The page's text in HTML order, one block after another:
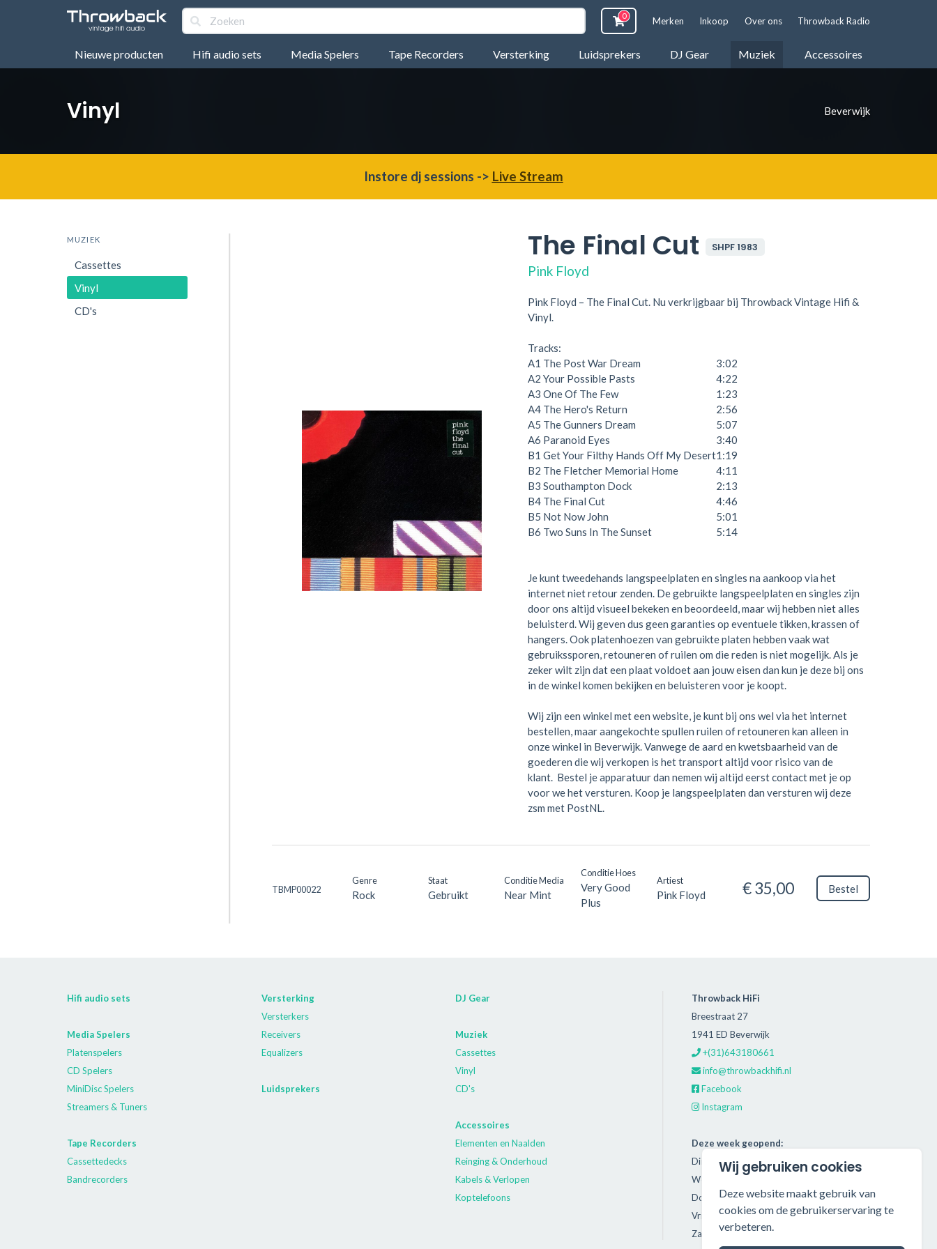
Nieuwe producten Hifi audio sets Media Spelers Tape Recorders Versterking Luidsprekers DJ Gear Muziek Accessoires
Merken Inkoop Over ons Throwback Radio
Vinyl Beverwijk
Instore dj sessions -> Live Stream
MUZIEK
Cassettes
Vinyl
CD's
The Final Cut SHPF 1983
Pink Floyd
Pink Floyd ‎– The Final Cut. Nu verkrijgbaar bij Throwback Vintage Hifi &
Vinyl.
Tracks:
A1 The Post War Dream
3:02
A2 Your Possible Pasts
4:22
A3 One Of The Few
1:23
A4 The Hero's Return
2:56
A5 The Gunners Dream
5:07
A6 Paranoid Eyes
3:40
B1 Get Your Filthy Hands Off My Desert1:19
B2 The Fletcher Memorial Home
4:11
B3 Southampton Dock
2:13
B4 The Final Cut
4:46
B5 Not Now John
5:01
B6 Two Suns In The Sunset 5:14
Je kunt tweedehands langspeelplaten en singles na aankoop via het
internet niet retour zenden. De gebruikte langspeelplaten en singles zijn
door ons altijd visueel bekeken en beoordeeld, maar wij hebben niet alles
beluisterd. Wij geven dus geen garanties op eventuele tikken, krassen of
hangers. Ook platenhoezen van gebruikte platen hebben vaak wat
gebruikssporen, retouneren of ruilen om die reden is niet mogelijk. Als je
zeker wilt zijn dat een plaat voldoet aan jouw eisen dan kun je deze bij ons
in de winkel komen bekijken en beluisteren voor je koopt.
Wij zijn een winkel met een website, je kunt bij ons wel via het internet
bestellen, maar aangekochte spullen ruilen of retouneren kan alleen in
onze winkel in Beverwijk. Vanwege de aard en kwetsbaarheid van de
goederen die wij verkopen is het transport altijd voor risico van de
klant. Bestel je apparatuur dan nemen wij altijd eerst contact met je op
voor we het versturen. Koop je langspeelplaten dan versturen wij deze
zsm met PostNL.
TBMP00022
Genre
Rock
Staat
Gebruikt
Conditie Media
Near Mint
Conditie Hoes
Very Good
Plus
Artiest
Pink Floyd € 35,00 Bestel
Hifi audio sets
Media Spelers
Platenspelers
CD Spelers
MiniDisc Spelers
Streamers & Tuners
Tape Recorders
Cassettedecks
Bandrecorders
Versterking
Versterkers
Receivers
Equalizers
Luidsprekers
DJ Gear
Muziek
Cassettes
Vinyl
CD's
Accessoires
Elementen en Naalden
Reinging & Onderhoud
Kabels & Verlopen
Koptelefoons
Throwback HiFi
Breestraat 27
1941 ED Beverwijk
+(31)643180661
info@throwbackhifi.nl
Facebook
Instagram
Deze week geopend:
Dinsdag: 11:00 - 18:00
Woensdag: 11:00 - 18:00
Donderdag: 11:00 - 21:00
Vrijdag: 11:00 - 18:00
Zaterdag: 11:00 - 17:00
Wij gebruiken cookies
Deze website maakt gebruik van
cookies om de gebruikerservaring te
verbeteren.